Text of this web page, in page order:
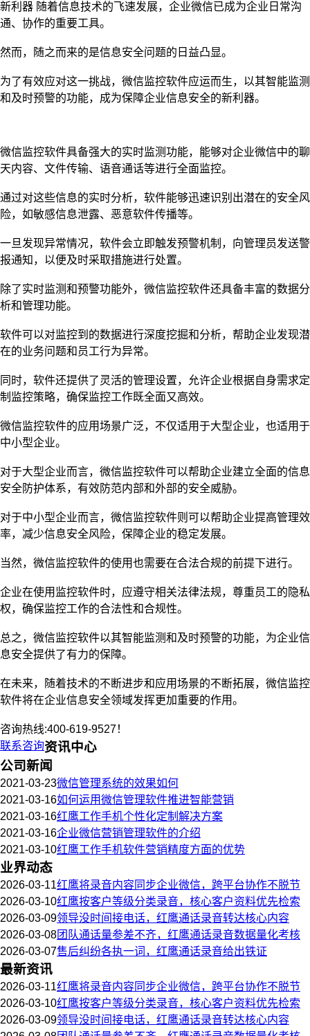
新利器 随着信息技术的飞速发展，企业微信已成为企业日常沟
通、协作的重要工具。
然而，随之而来的是信息安全问题的日益凸显。
为了有效应对这一挑战，微信监控软件应运而生，以其智能监测
和及时预警的功能，成为保障企业信息安全的新利器。
微信监控软件具备强大的实时监测功能，能够对企业微信中的聊
天内容、文件传输、语音通话等进行全面监控。
通过对这些信息的实时分析，软件能够迅速识别出潜在的安全风
险，如敏感信息泄露、恶意软件传播等。
一旦发现异常情况，软件会立即触发预警机制，向管理员发送警
报通知，以便及时采取措施进行处置。
除了实时监测和预警功能外，微信监控软件还具备丰富的数据分
析和管理功能。
软件可以对监控到的数据进行深度挖掘和分析，帮助企业发现潜
在的业务问题和员工行为异常。
同时，软件还提供了灵活的管理设置，允许企业根据自身需求定
制监控策略，确保监控工作既全面又高效。
微信监控软件的应用场景广泛，不仅适用于大型企业，也适用于
中小型企业。
对于大型企业而言，微信监控软件可以帮助企业建立全面的信息
安全防护体系，有效防范内部和外部的安全威胁。
对于中小型企业而言，微信监控软件则可以帮助企业提高管理效
率，减少信息安全风险，保障企业的稳定发展。
当然，微信监控软件的使用也需要在合法合规的前提下进行。
企业在使用监控软件时，应遵守相关法律法规，尊重员工的隐私
权，确保监控工作的合法性和合规性。
总之，微信监控软件以其智能监测和及时预警的功能，为企业信
息安全提供了有力的保障。
在未来，随着技术的不断进步和应用场景的不断拓展，微信监控
软件将在企业信息安全领域发挥更加重要的作用。
咨询热线:400-619-9527！
联系咨询资讯中心
公司新闻
2021-03-23微信管理系统的效果如何
2021-03-16如何运用微信管理软件推进智能营销
2021-03-16红鹰工作手机个性化定制解决方案
2021-03-16企业微信营销管理软件的介绍
2021-03-10红鹰工作手机软件营销精度方面的优势
业界动态
2026-03-11红鹰将录音内容同步企业微信，跨平台协作不脱节
2026-03-10红鹰按客户等级分类录音，核心客户资料优先检索
2026-03-09领导没时间接电话，红鹰通话录音转达核心内容
2026-03-08团队通话量参差不齐，红鹰通话录音数据量化考核
2026-03-07售后纠纷各执一词，红鹰通话录音给出铁证
最新资讯
2026-03-11红鹰将录音内容同步企业微信，跨平台协作不脱节
2026-03-10红鹰按客户等级分类录音，核心客户资料优先检索
2026-03-09领导没时间接电话，红鹰通话录音转达核心内容